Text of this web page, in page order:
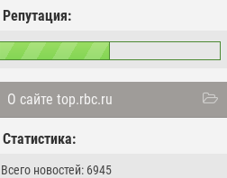
Репутация:
О сайте top.rbc.ru
Статистика:
Всего новостей: 6945